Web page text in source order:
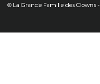
© La Grande Famille des Clowns